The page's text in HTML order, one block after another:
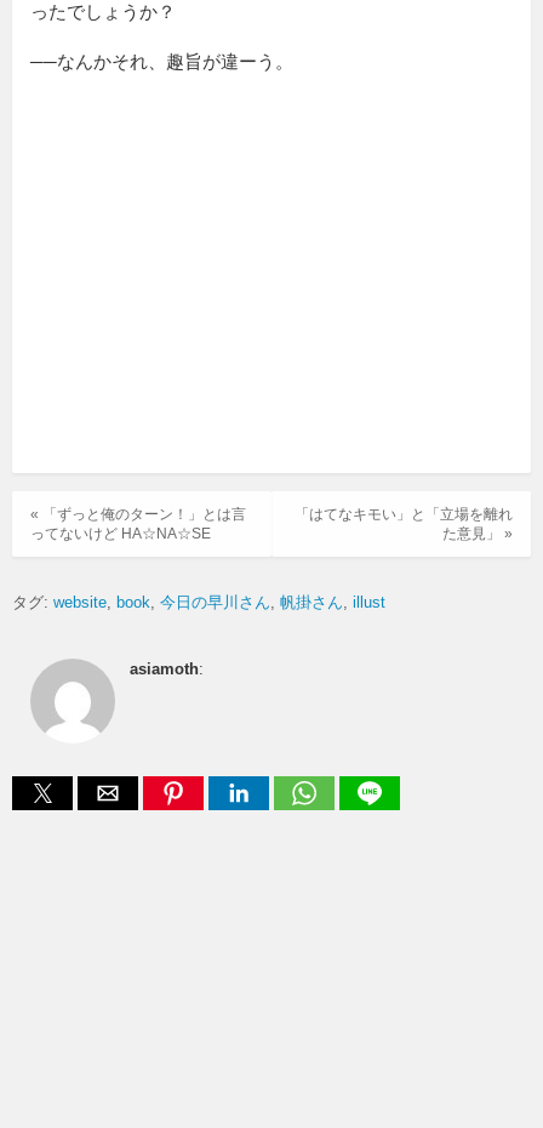
ったでしょうか？
──なんかそれ、趣旨が違ーう。
「はてなキモい」と「立場を離れ
た意見」 »
« 「ずっと俺のターン！」とは言
ってないけど HA☆NA☆SE
タグ: website book 今日の早川さん 帆掛さん illust
asiamoth: